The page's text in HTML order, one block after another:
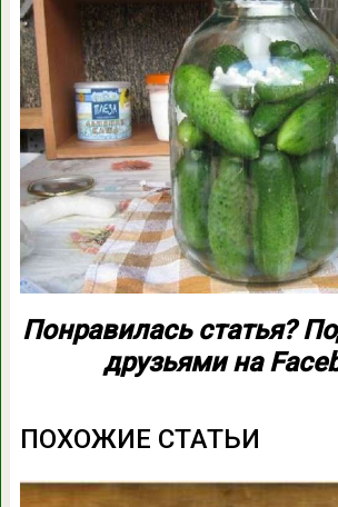
Понравилась статья?
друзьями на
ПОХОЖИЕ СТАТЬИ